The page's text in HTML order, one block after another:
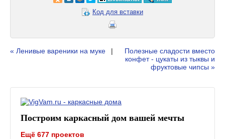
Код для вставки
« Ленивые вареники на муке |
Полезные сладости вместо
конфет - цукаты из тыквы и
фруктовые чипсы »
Построим каркасный дом вашей мечты
Ещё 677 проектов